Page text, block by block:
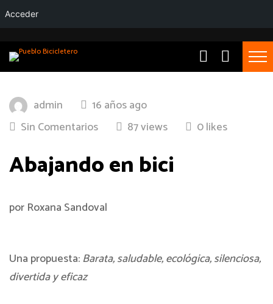
admin
16 años ago
Sin Comentarios
87 views 0 likes
Abajando en bici
por Roxana Sandoval
Una propuesta:Barata, saludable, ecológica, silenciosa,
divertida y eficaz
Acceder